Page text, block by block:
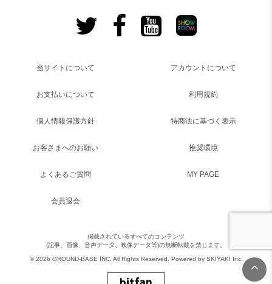
当サイトについて アカウントについて
お支払いについて 利用規約
個人情報保護方針 特商法に基づく表示
お客さまへのお願い 推奨環境
よくあるご質問 MY PAGE
会員退会
掲載されているすべてのコンテンツ
(記事、画像、音声データ、映像データ等)の無断転載を禁じます。
© 2026 GROUND-BASE INC. All Rights Reserved. Powered by SKIYAKI Inc.